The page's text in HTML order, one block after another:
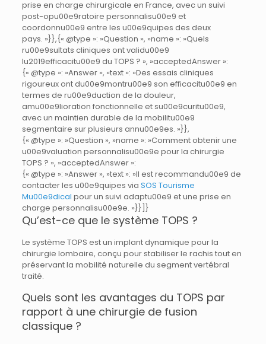
prise en charge chirurgicale en France, avec un suivi
post-opu00e9ratoire personnalisu00e9 et
coordonnu00e9 entre les u00e9quipes des deux
pays. »}},{« @type »: »Question », »name »: »Quels
ru00e9sultats cliniques ont validu00e9
lu2019efficacitu00e9 du TOPS ? », »acceptedAnswer »:
{« @type »: »Answer », »text »: »Des essais cliniques
rigoureux ont du00e9montru00e9 son efficacitu00e9 en
termes de ru00e9duction de la douleur,
amu00e9lioration fonctionnelle et su00e9curitu00e9,
avec un maintien durable de la mobilitu00e9
segmentaire sur plusieurs annu00e9es. »}},
{« @type »: »Question », »name »: »Comment obtenir une
u00e9valuation personnalisu00e9e pour la chirurgie
TOPS ? », »acceptedAnswer »:
{« @type »: »Answer », »text »: »Il est recommandu00e9 de
contacter les u00e9quipes via SOS Tourisme
Mu00e9dical pour un suivi adaptu00e9 et une prise en
charge personnalisu00e9e. »}}]}
Qu’est-ce que le système TOPS ?
Le système TOPS est un implant dynamique pour la
chirurgie lombaire, conçu pour stabiliser le rachis tout en
préservant la mobilité naturelle du segment vertébral
traité.
Quels sont les avantages du TOPS par
rapport à une chirurgie de fusion
classique ?